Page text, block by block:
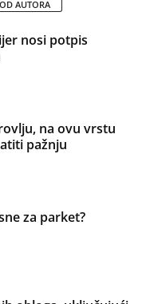
AUTORA
nosi potpis
na ovu vrstu
pažnju
za parket?